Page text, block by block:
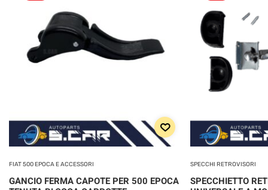
FIAT 500 EPOCA E ACCESSORI
GANCIO FERMA CAPOTE PER 500 EPOCA
SPECCHI RETROVISORI
SPECCHIETTO